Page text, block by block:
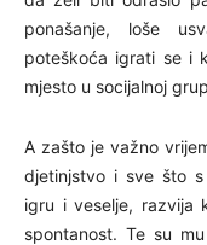
ponašanje, loše
poteškoća igrati se i
mjesto u socijalnoj
A zašto je važno
djetinjstvo i sve što s
igru i veselje, razvija
spontanost. Te su